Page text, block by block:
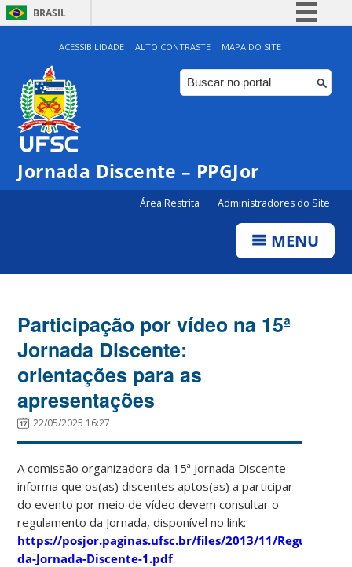
BRASIL
Simplifique!
Comunica BR
Participe
Canais
ACESSIBILIDADE ALTO CONTRASTE MAPA DO SITE
Jornada Discente – PPGJor
Área Restrita Administradores do Site
MENU
Participação por vídeo na 15ª
Jornada Discente:
orientações para as
apresentações
22/05/2025 16:27
A comissão organizadora da 15ª Jornada Discente
informa que os(as) discentes aptos(as) a participar
do evento por meio de vídeo devem consultar o
regulamento da Jornada, disponível no link:
https://posjor.paginas.ufsc.br/files/2013/11/
da-Jornada-Discente-1.pdf.